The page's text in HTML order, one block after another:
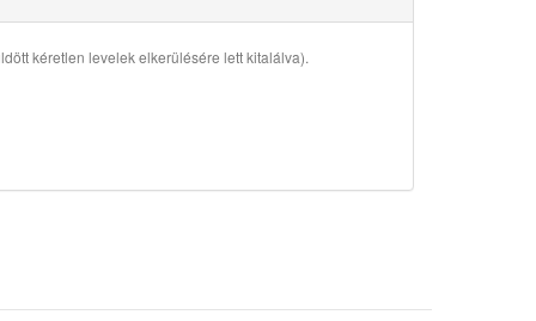
kéretlen levelek elkerülésére lett kitalálva).